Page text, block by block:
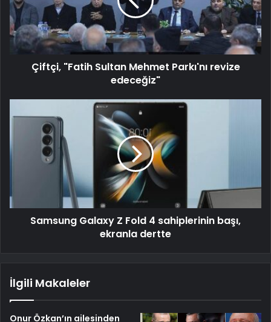
Çiftçi, "Fatih Sultan Mehmet Parkı'nı revize
edeceğiz"
Samsung Galaxy Z Fold 4 sahiplerinin başı,
ekranla dertte
İlgili Makaleler
Onur Özkan’ın ailesinden